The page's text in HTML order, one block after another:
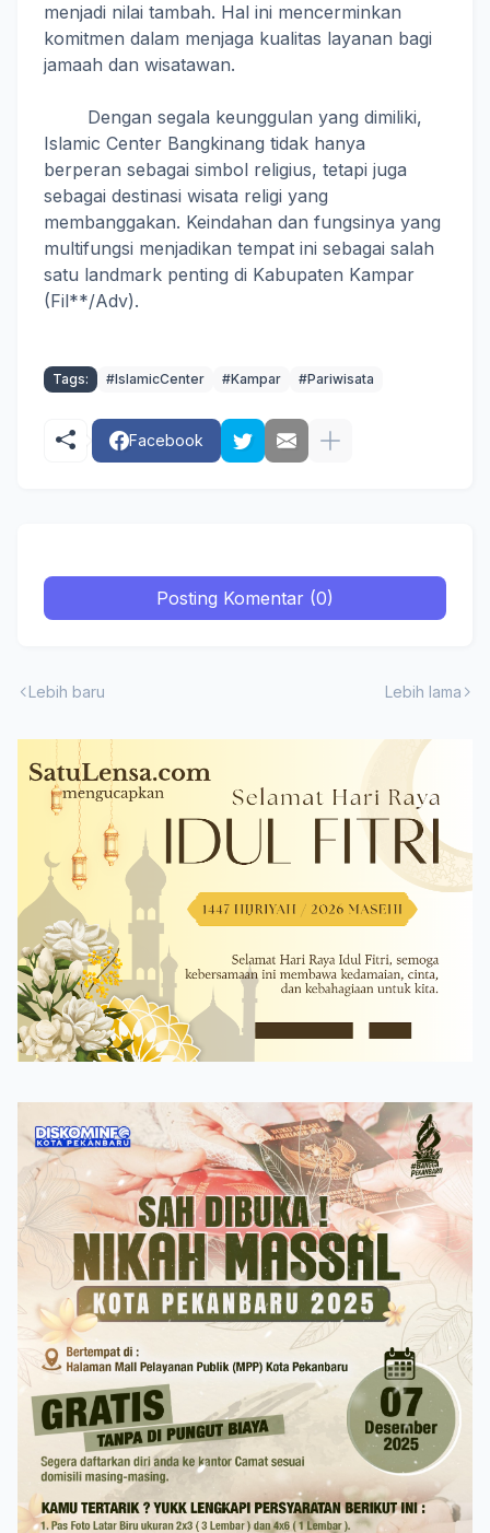
menjadi nilai tambah. Hal ini mencerminkan
komitmen dalam menjaga kualitas layanan bagi
jamaah dan wisatawan.
Dengan segala keunggulan yang dimiliki,
Islamic Center Bangkinang tidak hanya
berperan sebagai simbol religius, tetapi juga
sebagai destinasi wisata religi yang
membanggakan. Keindahan dan fungsinya yang
multifungsi menjadikan tempat ini sebagai salah
satu landmark penting di Kabupaten Kampar
(Fil**/Adv).
Tags: #IslamicCenter #Kampar #Pariwisata
Facebook
Posting Komentar (0)
Lebih baru Lebih lama